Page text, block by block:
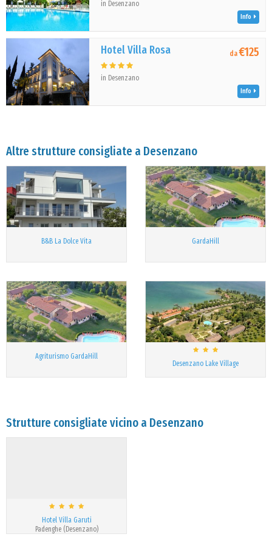
in Desenzano
Info
Hotel Villa Rosa
in Desenzano
da€125
Info
Altre strutture consigliate a Desenzano
B&B La Dolce Vita GardaHill
Agriturismo GardaHill
Desenzano Lake Village
Strutture consigliate vicino a Desenzano
Hotel Villa Garuti
Padenghe (Desenzano)